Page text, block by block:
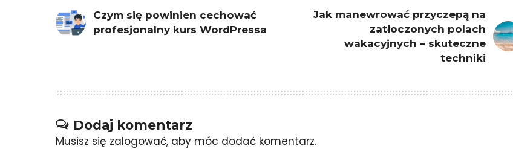
Czym się powinien cechować
profesjonalny kurs WordPressa
Jak manewrować przyczepą na
zatłoczonych polach
wakacyjnych – skuteczne
techniki
Dodaj komentarz
Musisz się zalogować, aby móc dodać komentarz.